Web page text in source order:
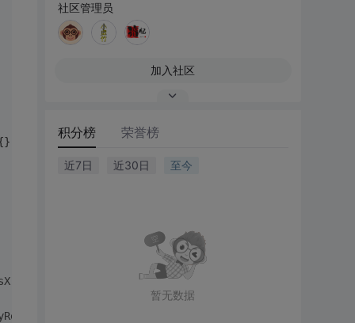
nImagePosY, IntByReference nDataLength,
khiImageWidth, IntByReference khiScanScale,
社区管理员
加入社区
积分榜 荣誉榜
近7日 近30日 至今
暂无数据